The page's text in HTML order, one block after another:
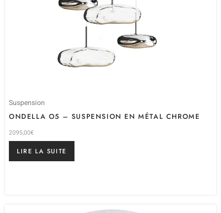
Suspension
ONDELLA O5 – SUSPENSION EN MÉTAL CHROME
2095,00€
LIRE LA SUITE